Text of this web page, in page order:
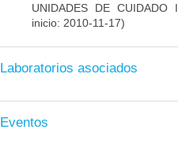
UNIDADES DE CUIDADO
inicio: 2010-11-17)
Laboratorios asociados
Eventos